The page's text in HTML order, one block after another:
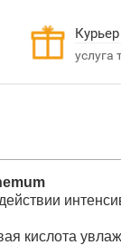
услуга
кислота